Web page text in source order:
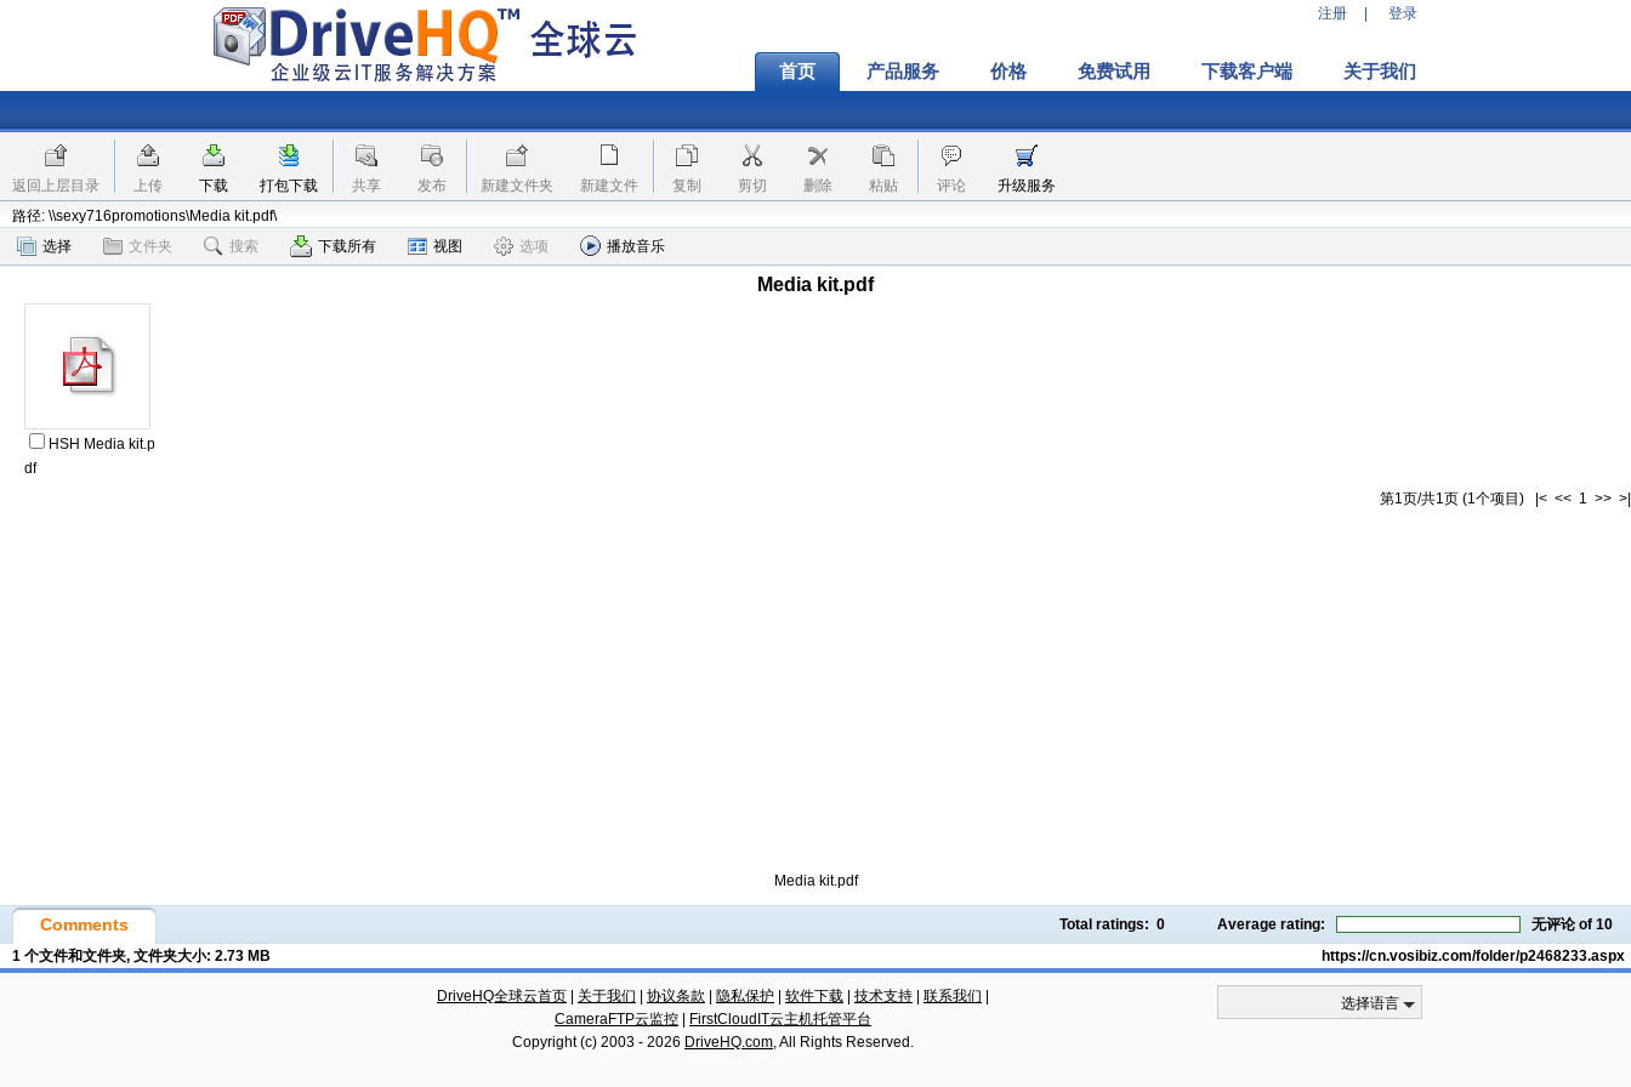
注册 登录
首页 产品服务 价格 免费试用 下载客户端 关于我们
返回上层目录 上传 下载 打包下载 共享 发布 新建文件夹 新建文件 复制 剪切 删除 粘贴 评论
升级服务
路径: \\sexy716promotions\Media kit.pdf\
选择
文件夹 搜索 下载所有 视图 选项 播放音乐
Media kit.pdf
HSH Media kit.p
df
第1页/共1页 (1个项目) |< << 1 >> >|
Media kit.pdf
Comments Total ratings: 0 Average rating: 无评论of 10
1 个文件和文件夹, 文件夹大小: 2.73 MB
https://cn.vosibiz.com/folder/p2468233.aspx
DriveHQ全球云首页 关于我们 协议条款 隐私保护 软件下载 技术支持 联系我们
CameraFTP云监控
FirstCloudIT云主机托管平台
Copyright (c) 2003 - 2026 DriveHQ.com, All Rights Reserved.
选择语言